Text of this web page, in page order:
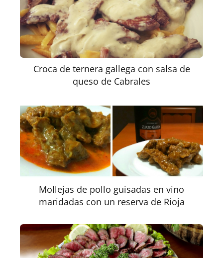
Croca de ternera gallega con salsa de
queso de Cabrales
Mollejas de pollo guisadas en vino
maridadas con un reserva de Rioja